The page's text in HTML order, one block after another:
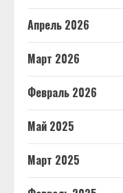
Апрель 2026
Март 2026
Февраль 2026
Май 2025
Март 2025